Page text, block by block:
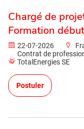
Chargé de
Formation
22-07-2026
Contrat de
TotalEnergies SE
Postuler